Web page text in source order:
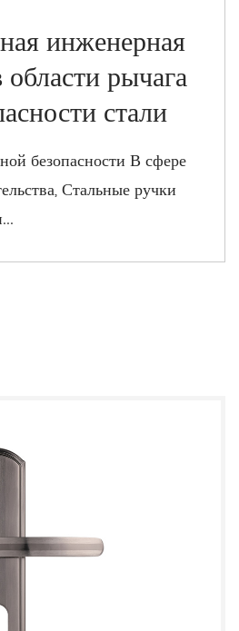
инженерная
рычага
стали
безопасности В сфере
Стальные ручки